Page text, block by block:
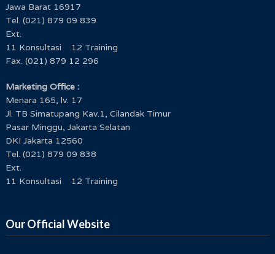
Jawa Barat 16917
Tel. (021) 879 09 839
Ext.
11 Konsultasi 12 Training
Fax. (021) 879 12 296
Marketing Office :
Menara 165, lv. 17
Jl. TB Simatupang Kav.1, Cilandak Timur
Pasar Minggu, Jakarta Selatan
DKI Jakarta 12560
Tel. (021) 879 09 838
Ext.
11 Konsultasi 12 Training
Our Official Website